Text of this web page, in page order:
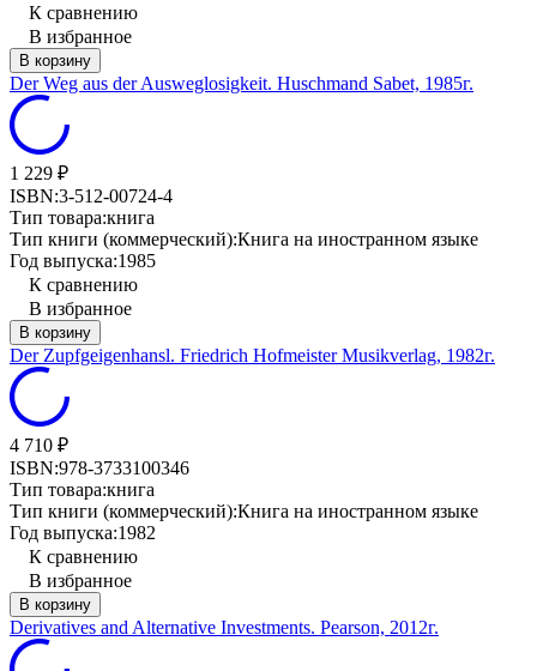
К сравнению
В избранное
В корзину
Der Weg aus der Ausweglosigkeit. Huschmand Sabet, 1985г.
1 229 ₽
ISBN:3-512-00724-4
Тип товара:книга
Тип книги (коммерческий):Книга на иностранном языке
Год выпуска:1985
К сравнению
В избранное
В корзину
Der Zupfgeigenhansl. Friedrich Hofmeister Musikverlag, 1982г.
4 710 ₽
ISBN:978-3733100346
Тип товара:книга
Тип книги (коммерческий):Книга на иностранном языке
Год выпуска:1982
К сравнению
В избранное
В корзину
Derivatives and Alternative Investments. Pearson, 2012г.